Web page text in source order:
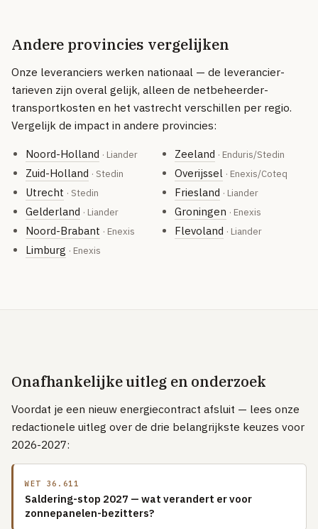
Andere provincies vergelijken
Onze leveranciers werken nationaal — de leverancier-
tarieven zijn overal gelijk, alleen de netbeheerder-
transportkosten en het vastrecht verschillen per regio.
Vergelijk de impact in andere provincies:
Noord-Holland · Liander
Zuid-Holland · Stedin
Utrecht · Stedin
Gelderland · Liander
Noord-Brabant · Enexis
Limburg · Enexis
Zeeland · Enduris/Stedin
Overijssel · Enexis/Coteq
Friesland · Liander
Groningen · Enexis
Flevoland · Liander
Onafhankelijke uitleg en onderzoek
Voordat je een nieuw energiecontract afsluit — lees onze
redactionele uitleg over de drie belangrijkste keuzes voor
2026-2027:
WET 36.611
Saldering-stop 2027 — wat verandert er voor
zonnepanelen-bezitters?